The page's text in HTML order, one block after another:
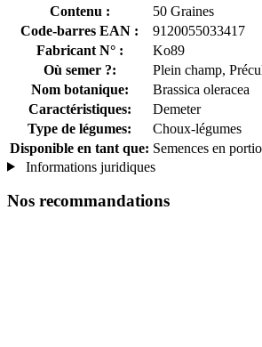
Contenu :
50 Graines
Code-barres EAN :
9120055033417
Fabricant N° :
Ko89
Où semer ?:
Plein champ,
Nom botanique:
Brassica oleracea
Caractéristiques:
Demeter
Type de légumes:
Choux-légumes
Disponible en tant que: Semences en
Informations juridiques
Nos recommandations